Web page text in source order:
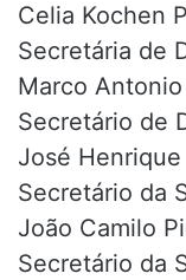
Celia Kochen
Secretária de
Marco
Secretário de
José
Secretário da
João Camilo
Secretário da